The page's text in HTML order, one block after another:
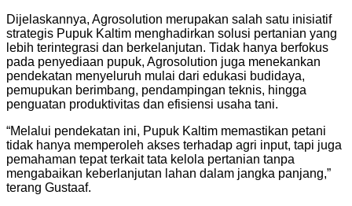
Dijelaskannya, Agrosolution merupakan salah satu inisiatif
strategis Pupuk Kaltim menghadirkan solusi pertanian yang
lebih terintegrasi dan berkelanjutan. Tidak hanya berfokus
pada penyediaan pupuk, Agrosolution juga menekankan
pendekatan menyeluruh mulai dari edukasi budidaya,
pemupukan berimbang, pendampingan teknis, hingga
penguatan produktivitas dan efisiensi usaha tani.
“Melalui pendekatan ini, Pupuk Kaltim memastikan petani
tidak hanya memperoleh akses terhadap agri input, tapi juga
pemahaman tepat terkait tata kelola pertanian tanpa
mengabaikan keberlanjutan lahan dalam jangka panjang,”
terang Gustaaf.